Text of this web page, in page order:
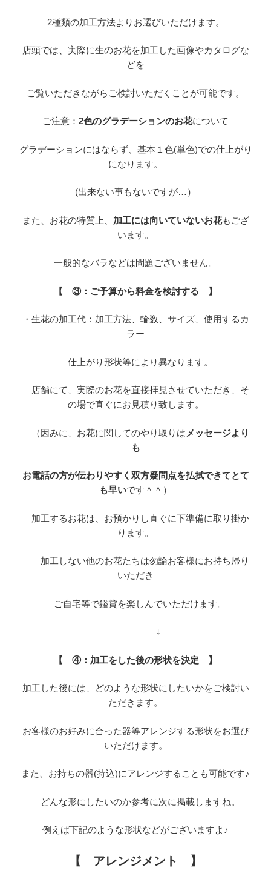
2種類の加工方法よりお選びいただけます。
店頭では、実際に生のお花を加工した画像やカタログな
どを
ご覧いただきながらご検討いただくことが可能です。
ご注意： 2色のグラデーションのお花について
グラデーションにはならず、基本１色(単色)での仕上がり
になります。
(出来ない事もないですが…）
また、お花の特質上、 加工には向いていないお花もござ
います。
一般的なバラなどは問題ございません。
【 ③：ご予算から料金を検討する 】
・生花の加工代：加工方法、輪数、サイズ、使用するカ
ラー
仕上がり形状等により異なります。
店舗にて、実際のお花を直接拝見させていただき、そ
の場で直ぐにお見積り致します。
（因みに、お花に関してのやり取りは メッセージより
も
お電話の方が伝わりやすく双方疑問点を払拭できてとて
も早いです＾＾）
加工するお花は、お預かりし直ぐに下準備に取り掛か
ります。
加工しない他のお花たちは勿論お客様にお持ち帰り
いただき
ご自宅等で鑑賞を楽しんでいただけます。
↓
【 ④：加工をした後の形状を決定 】
加工した後には、どのような形状にしたいかをご検討い
ただきます。
お客様のお好みに合った器等アレンジする形状をお選び
いただけます。
また、お持ちの器(持込)にアレンジすることも可能です♪
どんな形にしたいのか参考に次に掲載しますね。
例えば下記のような形状などがございますよ♪
【 アレンジメント 】